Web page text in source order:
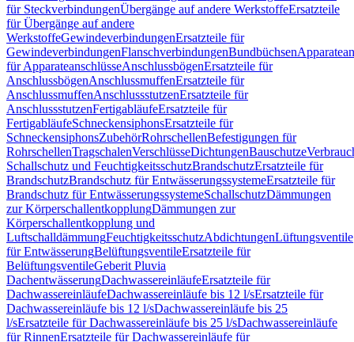
für SteckverbindungenÜbergänge auf andere WerkstoffeErsatzteile
für Übergänge auf andere
WerkstoffeGewindeverbindungenErsatzteile für
GewindeverbindungenFlanschverbindungenBundbüchsen
für ApparateanschlüsseAnschlussbögenErsatzteile für
AnschlussbögenAnschlussmuffenErsatzteile für
AnschlussmuffenAnschlussstutzenErsatzteile für
AnschlussstutzenFertigabläufeErsatzteile für
FertigabläufeSchneckensiphonsErsatzteile für
SchneckensiphonsZubehörRohrschellenBefestigungen für
RohrschellenTragschalenVerschlüsseDichtungenBauschutze
Schallschutz und FeuchtigkeitsschutzBrandschutzErsatzteile für
BrandschutzBrandschutz für EntwässerungssystemeErsatzteile für
Brandschutz für EntwässerungssystemeSchallschutzDämmungen
zur KörperschallentkopplungDämmungen zur
Körperschallentkopplung und
LuftschalldämmungFeuchtigkeitsschutzAbdichtungenLüftungsventile
für EntwässerungBelüftungsventileErsatzteile für
BelüftungsventileGeberit Pluvia
DachentwässerungDachwassereinläufeErsatzteile für
DachwassereinläufeDachwassereinläufe bis 12 l/sErsatzteile für
Dachwassereinläufe bis 12 l/sDachwassereinläufe bis 25
l/sErsatzteile für Dachwassereinläufe bis 25 l/sDachwassereinläufe
für RinnenErsatzteile für Dachwassereinläufe für